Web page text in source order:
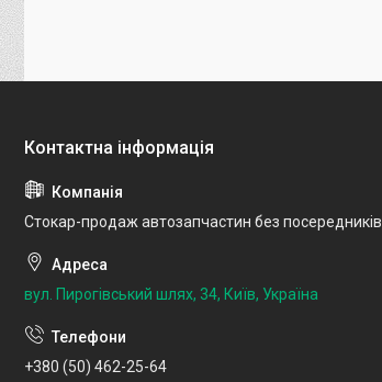
Стокар-продаж автозапчастин без посередників
вул. Пирогівський шлях, 34, Київ, Україна
+380 (50) 462-25-64